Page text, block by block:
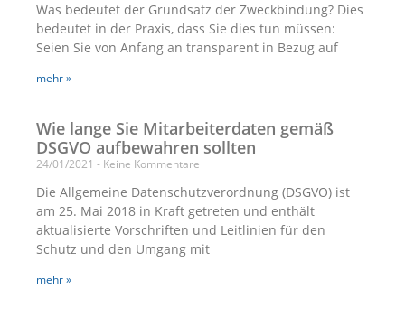
Was bedeutet der Grundsatz der Zweckbindung? Dies
bedeutet in der Praxis, dass Sie dies tun müssen:
Seien Sie von Anfang an transparent in Bezug auf
mehr »
Wie lange Sie Mitarbeiterdaten gemäß
DSGVO aufbewahren sollten
24/01/2021 Keine Kommentare
Die Allgemeine Datenschutzverordnung (DSGVO) ist
am 25. Mai 2018 in Kraft getreten und enthält
aktualisierte Vorschriften und Leitlinien für den
Schutz und den Umgang mit
mehr »